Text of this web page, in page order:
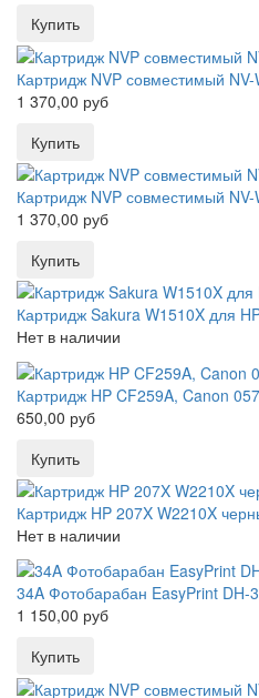
Картридж NVP совместимый
1 370,00 руб
Картридж NVP совместимый
1 370,00 руб
Картридж Sakura W1510X для
Нет в наличии
Картридж HP CF259A, Canon
650,00 руб
Картридж HP 207X W2210X
Нет в наличии
34A Фотобарабан EasyPrint DH-
1 150,00 руб